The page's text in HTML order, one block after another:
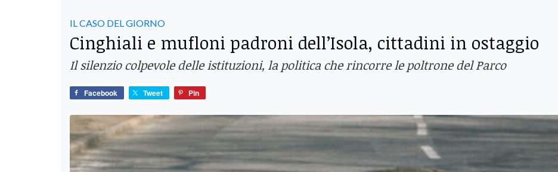
IL CASO DEL GIORNO
Cinghiali e mufloni padroni dell’Isola, cittadini in ostaggio
Il silenzio colpevole delle istituzioni, la politica che rincorre le poltrone del Parco
Facebook Tweet Pin